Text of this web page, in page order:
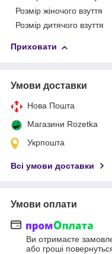
Розмір жіночого взуття
Розмір дитячого взуття
Приховати
Умови доставки
Нова Пошта
Магазини Rozetka
Укрпошта
Всі умови доставки
Умови оплати
Ви отримаєте
або гроші